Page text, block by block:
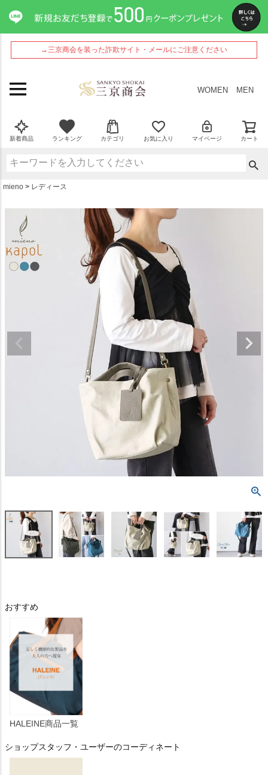
→三京商会を装った詐欺サイト・メールにご注意ください
WOMEN MEN
新着商品 ランキング カテゴリ お気に入り マイページ カート
mieno レディース
おすすめ
HALEINE商品一覧
ショップスタッフ・ユーザーのコーディネート
ペー
ジト
ップ
へ